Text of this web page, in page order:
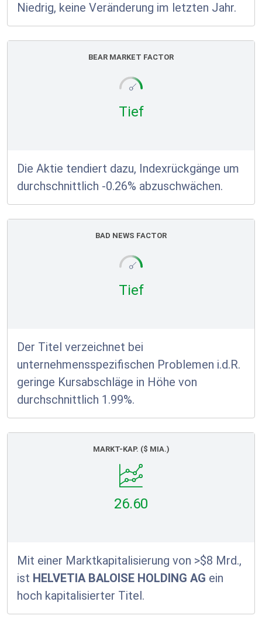
Niedrig, keine Veränderung im letzten Jahr.
BEAR MARKET FACTOR
Tief
Die Aktie tendiert dazu, Indexrückgänge um
durchschnittlich -0.26% abzuschwächen.
BAD NEWS FACTOR
Tief
Der Titel verzeichnet bei
unternehmensspezifischen Problemen i.d.R.
geringe Kursabschläge in Höhe von
durchschnittlich 1.99%.
MARKT-KAP. ($ MIA.)
26.60
Mit einer Marktkapitalisierung von >$8 Mrd.,
ist HELVETIA BALOISE HOLDING AG ein
hoch kapitalisierter Titel.